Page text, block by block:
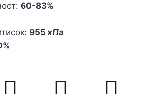
60-83%
955 хПа